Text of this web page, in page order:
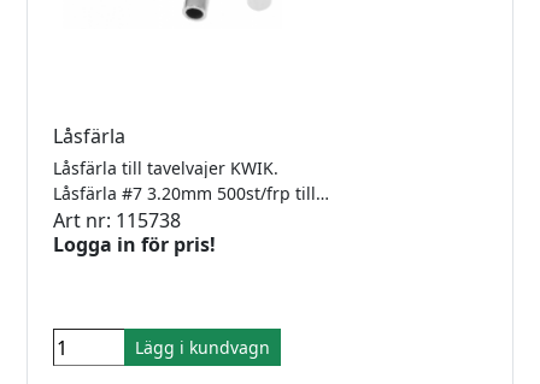
Låsfärla
Låsfärla till tavelvajer KWIK.
Låsfärla #7 3.20mm 500st/frp till vajer #7
Art nr: 115738
Logga in för pris!
Lägg i kundvagn